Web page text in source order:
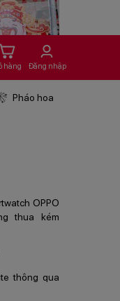
hàng Đăng nhập
Pháo hoa
OPPO
thua kém
thông qua